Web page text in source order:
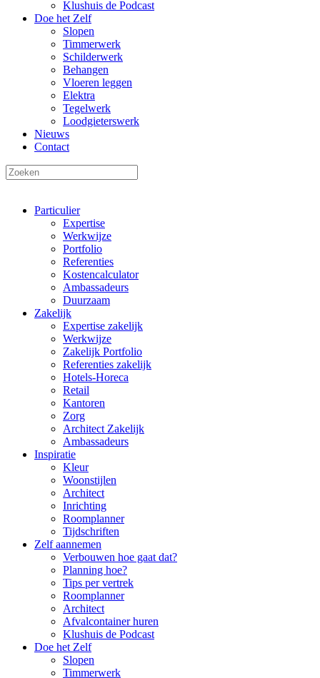
Klushuis de Podcast
Doe het Zelf
Slopen
Timmerwerk
Schilderwerk
Behangen
Vloeren leggen
Elektra
Tegelwerk
Loodgieterswerk
Nieuws
Contact
Particulier
Expertise
Werkwijze
Portfolio
Referenties
Kostencalculator
Ambassadeurs
Duurzaam
Zakelijk
Expertise zakelijk
Werkwijze
Zakelijk Portfolio
Referenties zakelijk
Hotels-Horeca
Retail
Kantoren
Zorg
Architect Zakelijk
Ambassadeurs
Inspiratie
Kleur
Woonstijlen
Architect
Inrichting
Roomplanner
Tijdschriften
Zelf aannemen
Verbouwen hoe gaat dat?
Planning hoe?
Tips per vertrek
Roomplanner
Architect
Afvalcontainer huren
Klushuis de Podcast
Doe het Zelf
Slopen
Timmerwerk